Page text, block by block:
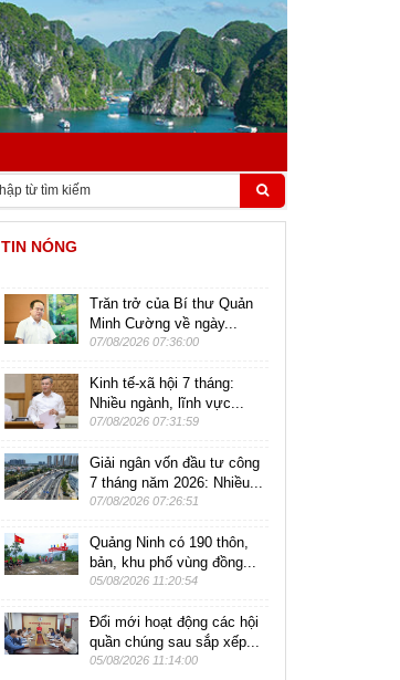
TIN NÓNG
Trăn trở của Bí thư Quản
Minh Cường về ngày...
07/08/2026 07:36:00
Kinh tế-xã hội 7 tháng:
Nhiều ngành, lĩnh vực...
07/08/2026 07:31:59
Giải ngân vốn đầu tư công
7 tháng năm 2026: Nhiều...
07/08/2026 07:26:51
Quảng Ninh có 190 thôn,
bản, khu phố vùng đồng...
05/08/2026 11:20:54
Đổi mới hoạt động các hội
quần chúng sau sắp xếp...
05/08/2026 11:14:00